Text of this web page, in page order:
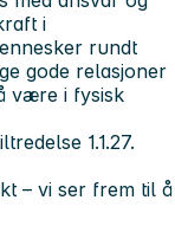
i
rundt
gode relasjoner
være i fysisk
1.1.27.
– vi ser frem til å